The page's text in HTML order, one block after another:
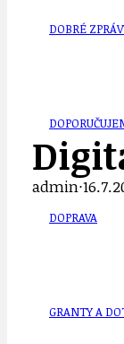
DOBRÉ
DOPRAVA
GRANTY A
admin·